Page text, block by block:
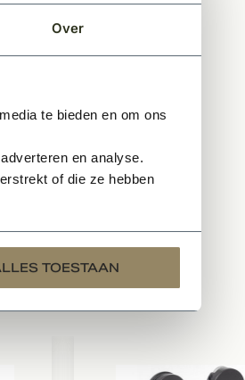
Over
te bieden en om ons
en analyse.
of die ze hebben
TOESTAAN